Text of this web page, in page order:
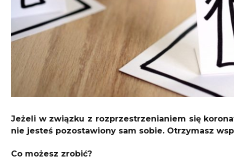
Jeżeli w związku z rozprzestrzenianiem się
nie jesteś pozostawiony sam sobie. Otrzymasz
Co możesz zrobić?